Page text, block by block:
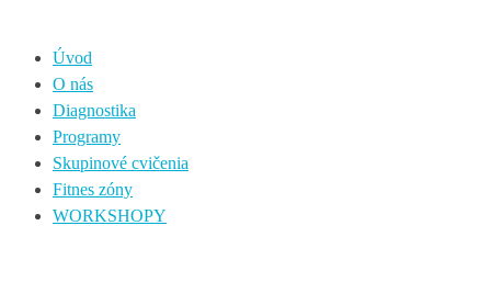
Úvod
O nás
Diagnostika
Programy
Skupinové cvičenia
Fitnes zóny
WORKSHOPY